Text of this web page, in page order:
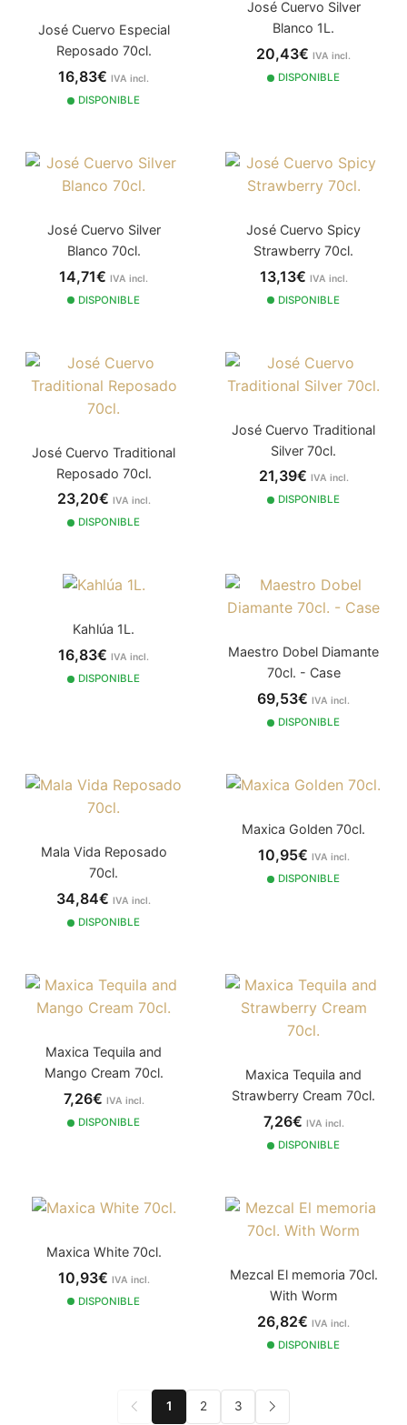
José Cuervo Especial
Reposado 70cl.
16,83€ IVA incl.
DISPONIBLE
José Cuervo Silver
Blanco 1L.
20,43€ IVA incl.
DISPONIBLE
José Cuervo Silver
Blanco 70cl.
14,71€ IVA incl.
DISPONIBLE
José Cuervo Spicy
Strawberry 70cl.
13,13€ IVA incl.
DISPONIBLE
José Cuervo Traditional
Reposado 70cl.
23,20€ IVA incl.
DISPONIBLE
José Cuervo Traditional
Silver 70cl.
21,39€ IVA incl.
DISPONIBLE
Kahlúa 1L.
16,83€ IVA incl.
DISPONIBLE
Maestro Dobel Diamante
70cl. - Case
69,53€ IVA incl.
DISPONIBLE
Mala Vida Reposado
70cl.
34,84€ IVA incl.
DISPONIBLE
Maxica Golden 70cl.
10,95€ IVA incl.
DISPONIBLE
Maxica Tequila and
Mango Cream 70cl.
7,26€ IVA incl.
DISPONIBLE
Maxica Tequila and
Strawberry Cream 70cl.
7,26€ IVA incl.
DISPONIBLE
Maxica White 70cl.
10,93€ IVA incl.
DISPONIBLE
Mezcal El memoria 70cl.
With Worm
26,82€ IVA incl.
DISPONIBLE
1 2 3